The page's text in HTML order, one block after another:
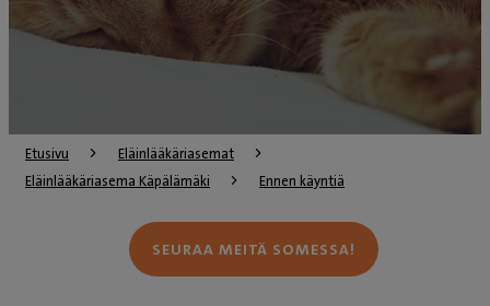
Etusivu
Eläinlääkäriasemat
Eläinlääkäriasema Käpälämäki
Ennen käyntiä
SEURAA MEITÄ SOMESSA!